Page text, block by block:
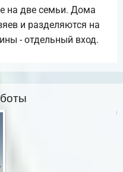
на две семьи. Дома
и разделяются на
- отдельный вход.